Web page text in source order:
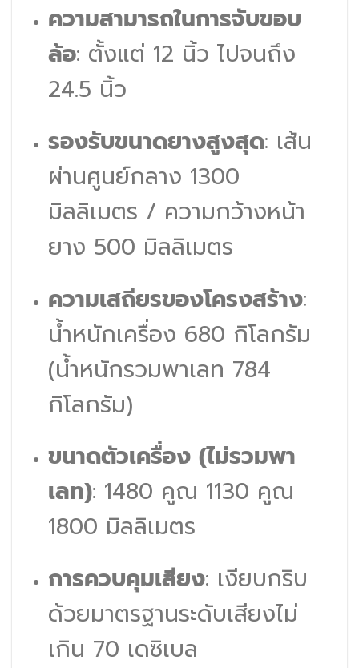
ความสามารถในการจับขอบ
ล้อ: ตั้งแต่ 12 นิ้ว ไปจนถึง
24.5 นิ้ว
รองรับขนาดยางสูงสุด: เส้น
ผ่านศูนย์กลาง 1300
มิลลิเมตร / ความกว้างหน้า
ยาง 500 มิลลิเมตร
ความเสถียรของโครงสร้าง:
น้ำหนักเครื่อง 680 กิโลกรัม
(น้ำหนักรวมพาเลท 784
กิโลกรัม)
ขนาดตัวเครื่อง (ไม่รวมพา
เลท): 1480 คูณ 1130 คูณ
1800 มิลลิเมตร
การควบคุมเสียง: เงียบกริบ
ด้วยมาตรฐานระดับเสียงไม่
เกิน 70 เดซิเบล